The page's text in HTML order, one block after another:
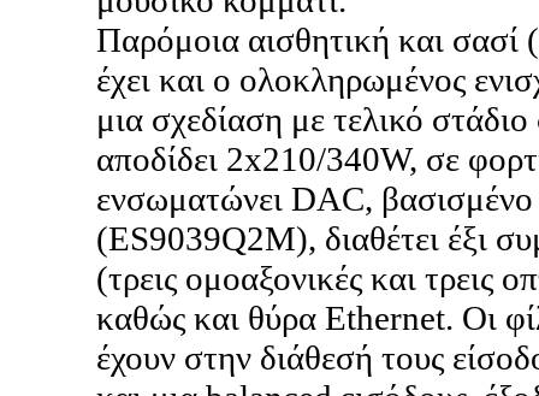
Παρόμοια αισθητική και
έχει και ο ολοκληρωμένος
μια σχεδίαση με τελικό
αποδίδει 2x210/340W, σε
ενσωματώνει DAC, βασισμένο
(ES9039Q2M), διαθέτει έξι
(τρεις ομοαξονικές και τρεις
καθώς και θύρα Ethernet. Οι
έχουν στην διάθεσή τους